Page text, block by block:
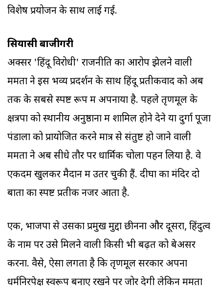
विशेष प्रयोजन के साथ लाई गई.
सियासी बाजीगरी
अक्सर 'हिंदू विरोधी' राजनीति का आरोप झेलने वाली
ममता ने इस भव्य प्रदर्शन के साथ हिंदू प्रतीकवाद को अब
तक के सबसे स्पष्ट रूप में अपनाया है. पहले तृणमूल के
क्षत्रपों को स्थानीय अनुष्ठानों में शामिल होने देने या दुर्गा पूजा
पंडालों को प्रायोजित करने मात्र से संतुष्ट हो जाने वाली
ममता ने अब सीधे तौर पर धार्मिक चोला पहन लिया है. वे
एकदम खुलकर मैदान में उतर चुकी हैं. दीघा का मंदिर दो
बातों का स्पष्ट प्रतीक नजर आता है.
एक, भाजपा से उसका प्रमुख मुद्दा छीनना और दूसरा, हिंदुत्व
के नाम पर उसे मिलने वाली किसी भी बढ़त को बेअसर
करना. वैसे, ऐसा लगता है कि तृणमूल सरकार अपना
धर्मनिरपेक्ष स्वरूप बनाए रखने पर जोर देगी लेकिन ममता